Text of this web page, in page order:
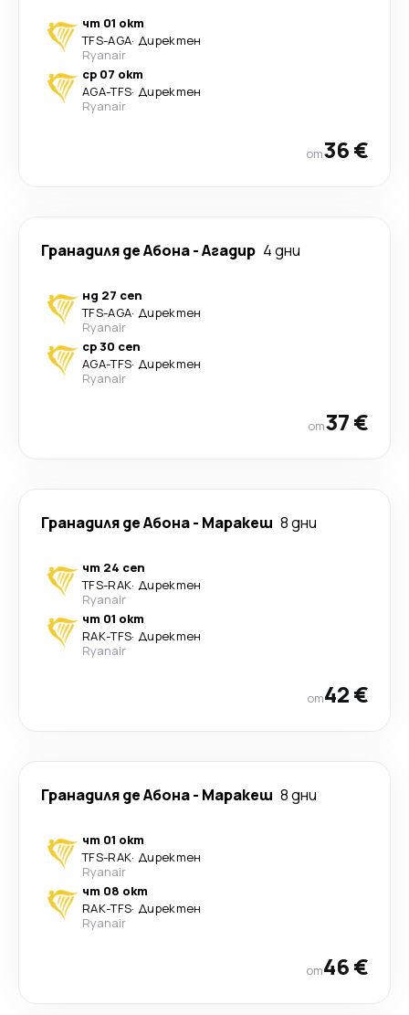
чт 01 окт
TFS-AGA· Директен
Ryanair
ср 07 окт
AGA-TFS· Директен
Ryanair
от36 €
Гранадиля де Абона-Агадир 4 дни
нд 27 сеп
TFS-AGA· Директен
Ryanair
ср 30 сеп
AGA-TFS· Директен
Ryanair
от37 €
Гранадиля де Абона- Маракеш 8 дни
чт 24 сеп
TFS-RAK· Директен
Ryanair
чт 01 окт
RAK-TFS· Директен
Ryanair
от42 €
Гранадиля де Абона- Маракеш 8 дни
чт 01 окт
TFS-RAK· Директен
Ryanair
чт 08 окт
RAK-TFS· Директен
Ryanair
от46 €